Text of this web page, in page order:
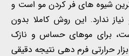
شیوه های فر کردن مو است و
ندارد. این روش کاملا بدون
برای موهای حساس و نازک
حرارتی فرم دهی نتیجه دقیقی